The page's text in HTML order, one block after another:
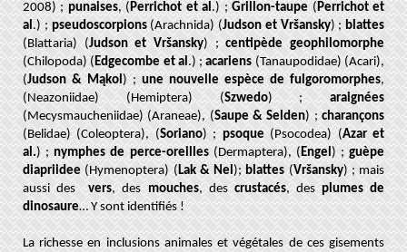
2008) ;punaises, (Perrichot et al.) ;Grillon-taupe(Perrichot et
al.) ;pseudoscorpions(Arachnida) (Judson et Vršansky) ;blattes
(Blattaria) (Judson et Vršansky) ;centipède geophilomorphe
(Chilopoda) (Edgecombe et al.) ;acariens(Tanaupodidae) (Acari),
(Judson & Mąkol) ;une nouvelle espèce de fulgoromorphes,
(Neazoniidae) (Hemiptera) (Szwedo) ;araignées
(Mecysmaucheniidae) (Araneae), (Saupe & Selden) ;charançons
(Belidae) (Coleoptera), (Soriano) ;psoque(Psocodea) (Azar et
al.) ;nymphes de perce-oreilles(Dermaptera), (Engel) ;guèpe
diapriidee(Hymenoptera) (Lak & Nel);blattes(Vršansky) ; mais
aussi desvers, desmouches, descrustacés, desplumes de
dinosaure… Y sont identifiés !
La richesse en inclusions animales et végétales de ces gisements